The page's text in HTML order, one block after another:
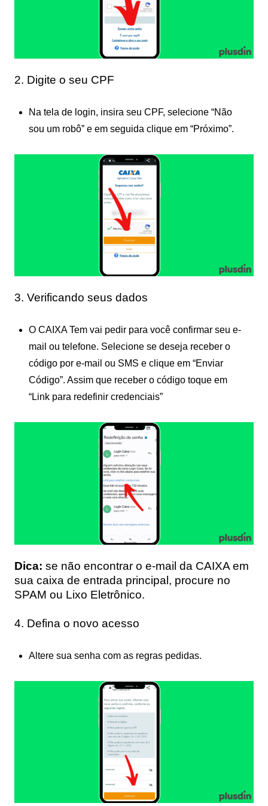
2. Digite o seu CPF
Na tela de login, insira seu CPF, selecione “Não
sou um robô” e em seguida clique em “Próximo”.
3. Verificando seus dados
O CAIXA Tem vai pedir para você confirmar seu e-
mail ou telefone. Selecione se deseja receber o
código por e-mail ou SMS e clique em “Enviar
Código”. Assim que receber o código toque em
“Link para redefinir credenciais”
Dica: se não encontrar o e-mail da CAIXA em
sua caixa de entrada principal, procure no
SPAM ou Lixo Eletrônico.
4. Defina o novo acesso
Altere sua senha com as regras pedidas.